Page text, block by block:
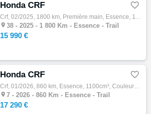
Honda CRF 
Crf, 02/2025, 1800 km, Première main, Essence, 1100cm³, 15990 € Equipements : HONDA AFRICA TWIN 1100 SE MECA00Kms Entretien à jour Equipem…
 38 - 2025 - 1 800 Km - Essence - Trail
15 990 €
Honda CRF 
Crf, 01/2026, 860 km, Essence, 1100cm³, Couleur gris, 17290 € Equipements : HONDA CRF 1100 AFRICA TWIN ADVENTURE SPORT SE. Moto visible à l…
 7 - 2026 - 860 Km - Essence - Trail
17 290 €